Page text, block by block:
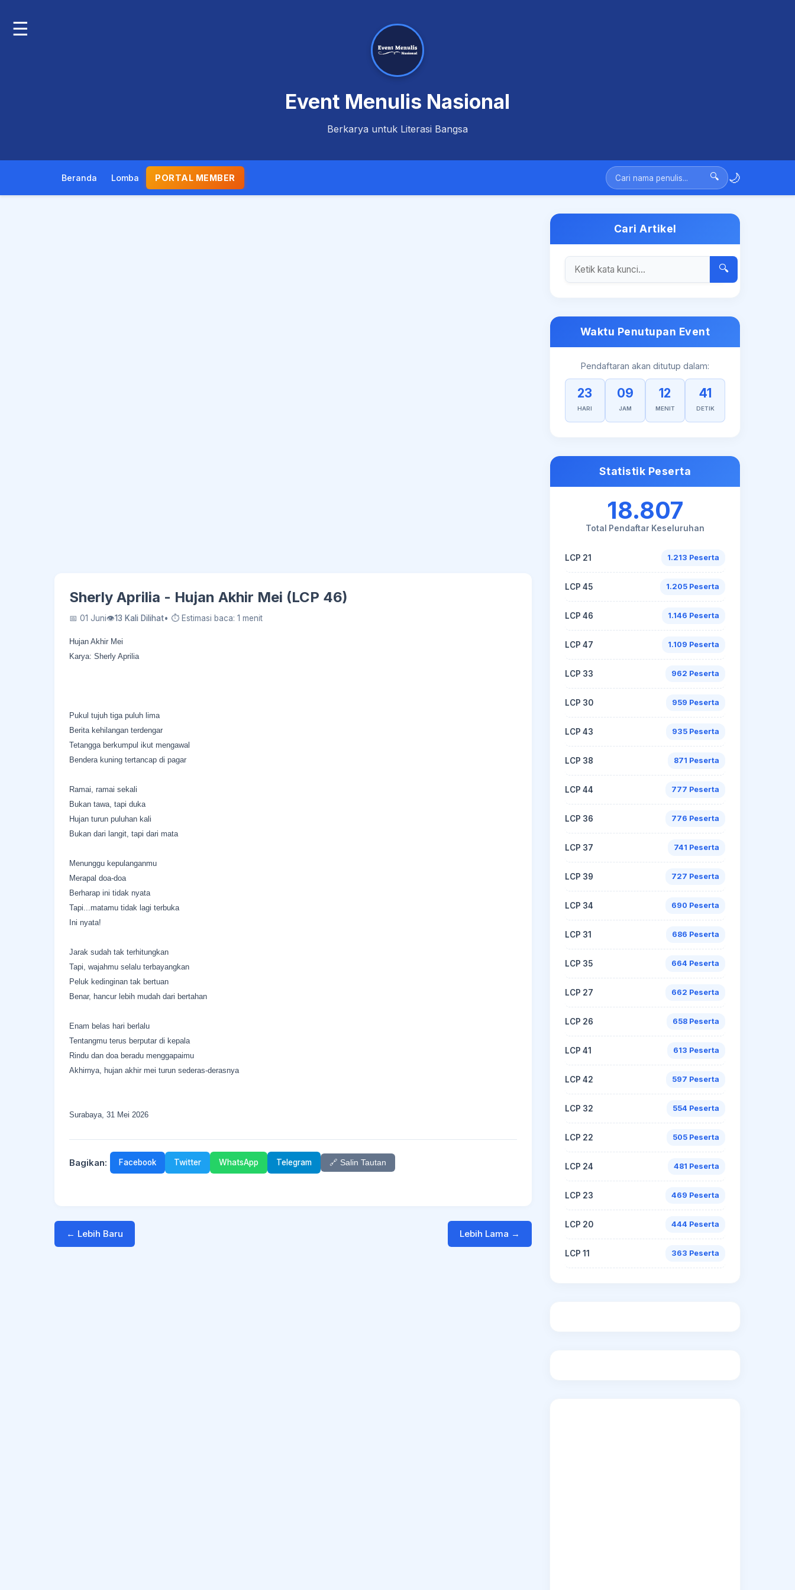
☰
Event Menulis Nasional
Berkarya untuk Literasi Bangsa
Beranda Lomba PORTAL MEMBER 🔍 🌙
Sherly Aprilia - Hujan Akhir Mei (LCP 46)
📅 01 Juni👁13 Kali Dilihat• ⏱ Estimasi baca: 1 menit
Hujan Akhir Mei
Karya: Sherly Aprilia
Pukul tujuh tiga puluh lima
Berita kehilangan terdengar
Tetangga berkumpul ikut mengawal
Bendera kuning tertancap di pagar
Ramai, ramai sekali
Bukan tawa, tapi duka
Hujan turun puluhan kali
Bukan dari langit, tapi dari mata
Menunggu kepulanganmu
Merapal doa-doa
Berharap ini tidak nyata
Tapi...matamu tidak lagi terbuka
Ini nyata!
Jarak sudah tak terhitungkan
Tapi, wajahmu selalu terbayangkan
Peluk kedinginan tak bertuan
Benar, hancur lebih mudah dari bertahan
Enam belas hari berlalu
Tentangmu terus berputar di kepala
Rindu dan doa beradu menggapaimu
Akhirnya, hujan akhir mei turun sederas-derasnya
Surabaya, 31 Mei 2026
Bagikan: Facebook Twitter WhatsApp Telegram 🔗 Salin Tautan
← Lebih Baru Lebih Lama →
Cari Artikel
🔍
Waktu Penutupan Event
Pendaftaran akan ditutup dalam:
23
HARI
09
JAM
12
MENIT
41
DETIK
Statistik Peserta
18.807
Total Pendaftar Keseluruhan
LCP 21 1.213 Peserta
LCP 45 1.205 Peserta
LCP 46 1.146 Peserta
LCP 47 1.109 Peserta
LCP 33 962 Peserta
LCP 30 959 Peserta
LCP 43 935 Peserta
LCP 38 871 Peserta
LCP 44 777 Peserta
LCP 36 776 Peserta
LCP 37 741 Peserta
LCP 39 727 Peserta
LCP 34 690 Peserta
LCP 31 686 Peserta
LCP 35 664 Peserta
LCP 27 662 Peserta
LCP 26 658 Peserta
LCP 41 613 Peserta
LCP 42 597 Peserta
LCP 32 554 Peserta
LCP 22 505 Peserta
LCP 24 481 Peserta
LCP 23 469 Peserta
LCP 20 444 Peserta
LCP 11 363 Peserta